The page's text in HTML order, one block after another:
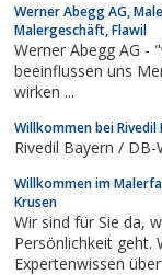
Werner Abegg AG,
Malergeschäft, Flawil
Werner Abegg AG -
beeinflussen uns
wirken ...
Willkommen bei
Rivedil Bayern / DB-
Willkommen im
Krusen
Wir sind für Sie da, wenn es um Farbe, Raumgestaltung, Stil und
Persönlichkeit geht.
Expertenwissen über Licht, Farbe, Raum- und